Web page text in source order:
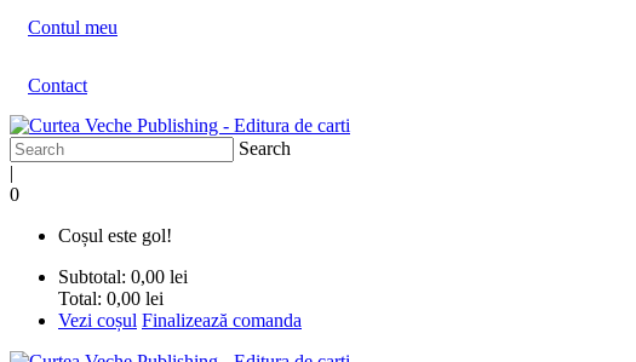
Contul meu
Contact
Search
|
0
Coșul este gol!
Subtotal: 0,00 lei
Total: 0,00 lei
Vezi coșul Finalizează comanda